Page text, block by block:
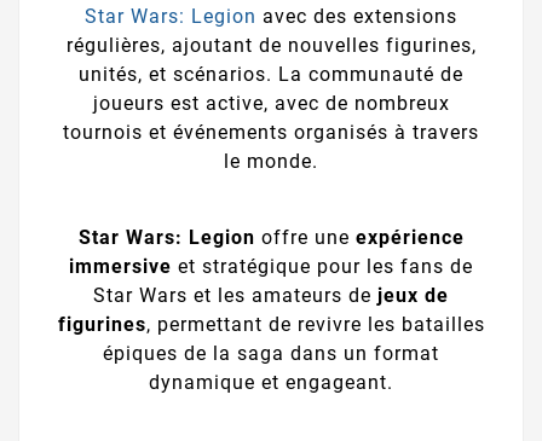
Star Wars: Legion avec des extensions
régulières, ajoutant de nouvelles figurines,
unités, et scénarios. La communauté de
joueurs est active, avec de nombreux
tournois et événements organisés à travers
le monde.
Star Wars: Legion offre une expérience
immersive et stratégique pour les fans de
Star Wars et les amateurs de jeux de
figurines, permettant de revivre les batailles
épiques de la saga dans un format
dynamique et engageant.